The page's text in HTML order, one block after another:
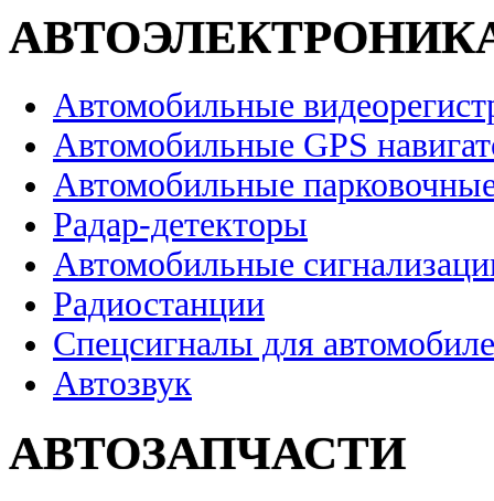
Автомобильные
Автомобильные GPS
Автомобильные
Радар-детекторы
Автомобильные
Радиостанции
Спецсигналы для
Автозвук
АВТОЗАПЧАСТИ